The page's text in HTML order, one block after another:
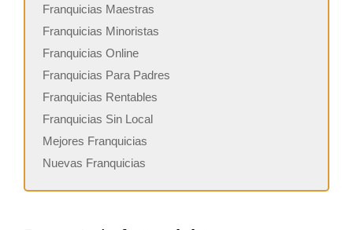
Franquicias Maestras
Franquicias Minoristas
Franquicias Online
Franquicias Para Padres
Franquicias Rentables
Franquicias Sin Local
Mejores Franquicias
Nuevas Franquicias